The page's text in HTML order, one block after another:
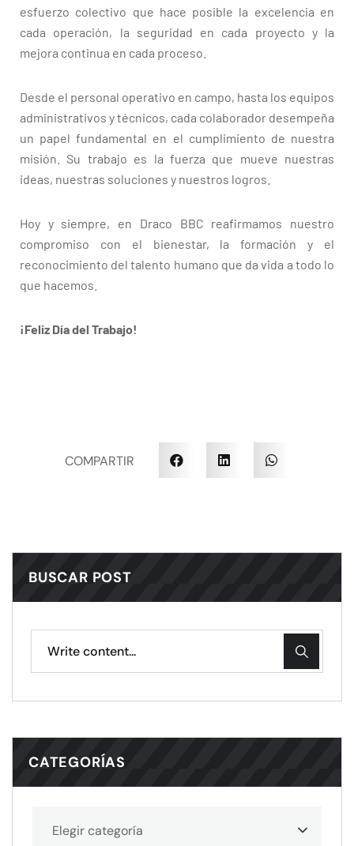
esfuerzo colectivo que hace posible la excelencia en
cada operación, la seguridad en cada proyecto y la
mejora continua en cada proceso.
Desde el personal operativo en campo, hasta los equipos
administrativos y técnicos, cada colaborador desempeña
un papel fundamental en el cumplimiento de nuestra
misión. Su trabajo es la fuerza que mueve nuestras
ideas, nuestras soluciones y nuestros logros.
Hoy y siempre, en Draco BBC reafirmamos nuestro
compromiso con el bienestar, la formación y el
reconocimiento del talento humano que da vida a todo lo
que hacemos.
¡Feliz Día del Trabajo!
COMPARTIR
BUSCAR POST
CATEGORÍAS
Elegir categoría